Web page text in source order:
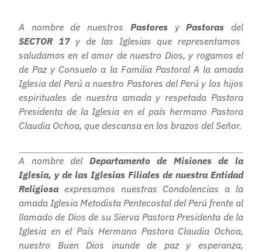
A nombre de nuestros Pastores yPastorasdel
SECTOR 17y de las Iglesias que representamos
saludamos en el amor de nuestro Dios, y rogamos el
de Paz y Consuelo a la Familia Pastoral A la amada
Iglesia del Perú a nuestro Pastores del Perú y los hijos
espirituales de nuestra amada y respetada Pastora
Presidenta de la Iglesia en el país hermano Pastora
Claudia Ochoa, que descansa en los brazos del Señor.
A nombre del Departamento de Misiones de la
Iglesia, y de las Iglesias Filiales de nuestra Entidad
Religiosa expresamos nuestras Condolencias a la
amada Iglesia Metodista Pentecostal del Perú frente al
llamado de Dios de su Sierva Pastora Presidenta de la
Iglesia en el País Hermano Pastora Claudia Ochoa,
nuestro Buen Dios inunde de paz y esperanza,